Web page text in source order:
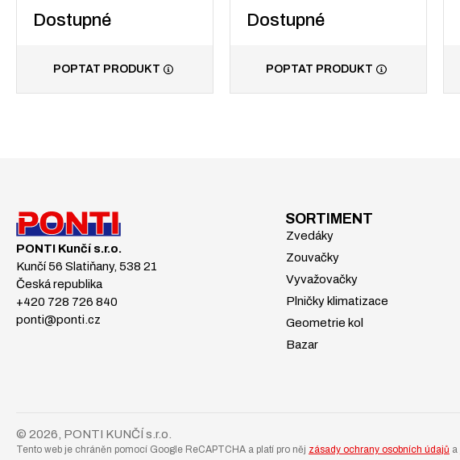
Dostupné
POPTAT PRODUKT
Dostupné
POPTAT PRODUKT
PONTI Kunčí s.r.o.
Kunčí 56 Slatiňany, 538 21
Česká republika
+420 728 726 840
ponti@ponti.cz
SORTIMENT
Zvedáky
Zouvačky
Vyvažovačky
Plničky klimatizace
Geometrie kol
Bazar
© 2026, PONTI KUNČÍ s.r.o.
Tento web je chráněn pomocí Google ReCAPTCHA a platí pro něj zásady ochrany osobních údajů a